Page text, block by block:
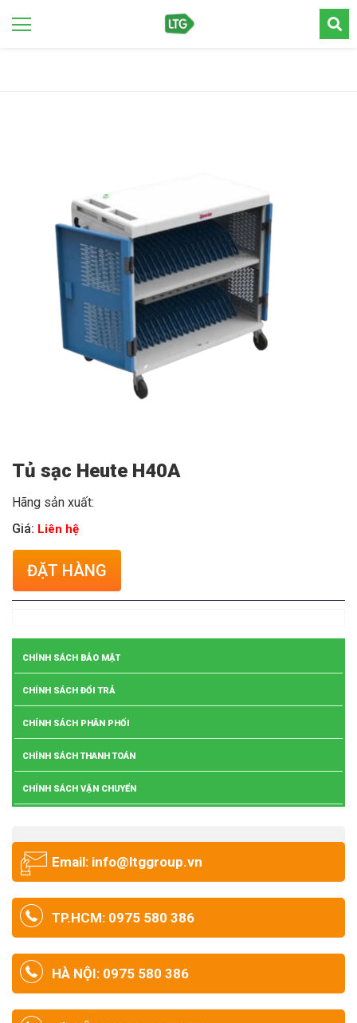
Tủ sạc Heute H40A
Hãng sản xuất:
Giá: Liên hệ
ĐẶT HÀNG
CHÍNH SÁCH BẢO MẬT
CHÍNH SÁCH ĐỔI TRẢ
CHÍNH SÁCH PHÂN PHỐI
CHÍNH SÁCH THANH TOÁN
CHÍNH SÁCH VẬN CHUYỂN
Email: info@ltggroup.vn
TP.HCM: 0975 580 386
HÀ NỘI: 0975 580 386